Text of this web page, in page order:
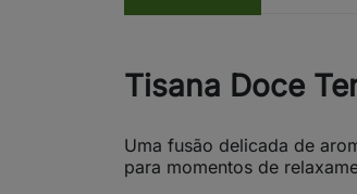
Tisana Doce
Uma fusão delicada de
para momentos de